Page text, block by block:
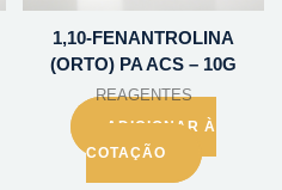
1,10-FENANTROLINA
(ORTO) PA ACS – 10G
REAGENTES
ADICIONAR À
COTAÇÃO